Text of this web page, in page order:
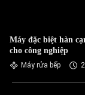
Máy đặc biệt hàn
cho công nghiệp
Máy rửa bếp